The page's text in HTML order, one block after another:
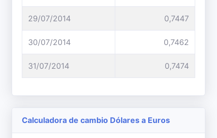
29/07/2014 0,7447
30/07/2014 0,7462
31/07/2014 0,7474
Calculadora de cambio Dólares a Euros